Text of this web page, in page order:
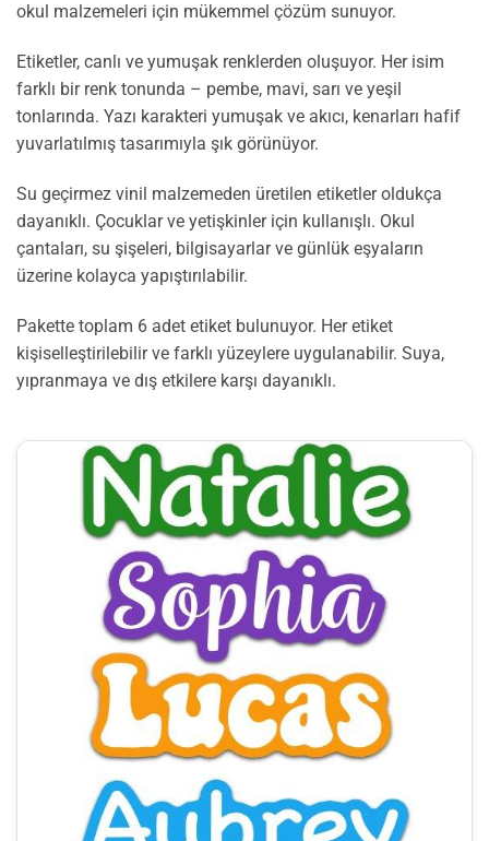
okul malzemeleri için mükemmel çözüm sunuyor.
Etiketler, canlı ve yumuşak renklerden oluşuyor. Her isim
farklı bir renk tonunda – pembe, mavi, sarı ve yeşil
tonlarında. Yazı karakteri yumuşak ve akıcı, kenarları hafif
yuvarlatılmış tasarımıyla şık görünüyor.
Su geçirmez vinil malzemeden üretilen etiketler oldukça
dayanıklı. Çocuklar ve yetişkinler için kullanışlı. Okul
çantaları, su şişeleri, bilgisayarlar ve günlük eşyaların
üzerine kolayca yapıştırılabilir.
Pakette toplam 6 adet etiket bulunuyor. Her etiket
kişiselleştirilebilir ve farklı yüzeylere uygulanabilir. Suya,
yıpranmaya ve dış etkilere karşı dayanıklı.